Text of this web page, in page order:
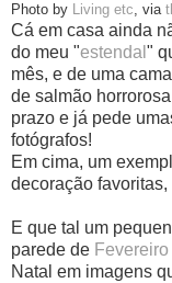
Photo by Living etc, via
Cá em casa ainda
do meu "estendal "
mês, e de uma
de salmão
prazo e já pede
fotógrafos!
Em cima, um
decoração
E que tal um
parede de Fevereiro
Natal em imagens